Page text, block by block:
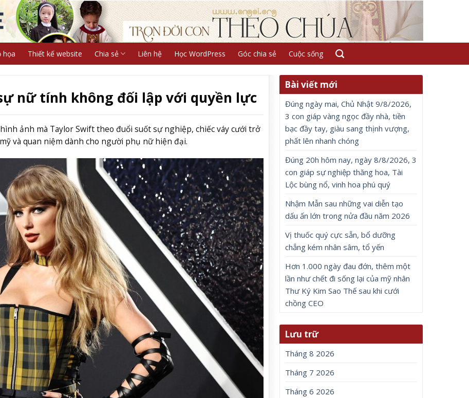
họa Thiết kế website Chia sẻ Liên hệ Học WordPress Góc chia sẻ Cuộc sống
nữ tính không đối lập với quyền lực
ảnh mà Taylor Swift theo đuổi suốt sự nghiệp, chiếc váy cưới trở
và quan niệm dành cho người phụ nữ hiện đại.
Bài viết mới
Đúng ngày mai, Chủ Nhật 9/8/2026,
3 con giáp vàng ngọc đầy nhà, tiền
bạc đầy tay, giàu sang thịnh vượng,
phất lên nhanh chóng
Đúng 20h hôm nay, ngày 8/8/2026, 3
con giáp sự nghiệp thăng hoa, Tài
Lộc bùng nổ, vinh hoa phú quý
Nhậm Mẫn sau những vai diễn tạo
dấu ấn lớn trong nửa đầu năm 2026
Vị thuốc quý cực sẵn, bổ dưỡng
chẳng kém nhân sâm, tổ yến
Hơn 1.000 ngày đau đớn, thêm một
lần như chết đi sống lại của mỹ nhân
Thư Ký Kim Sao Thế sau khi cưới
chồng CEO
Lưu trữ
Tháng 8 2026
Tháng 7 2026
Tháng 6 2026